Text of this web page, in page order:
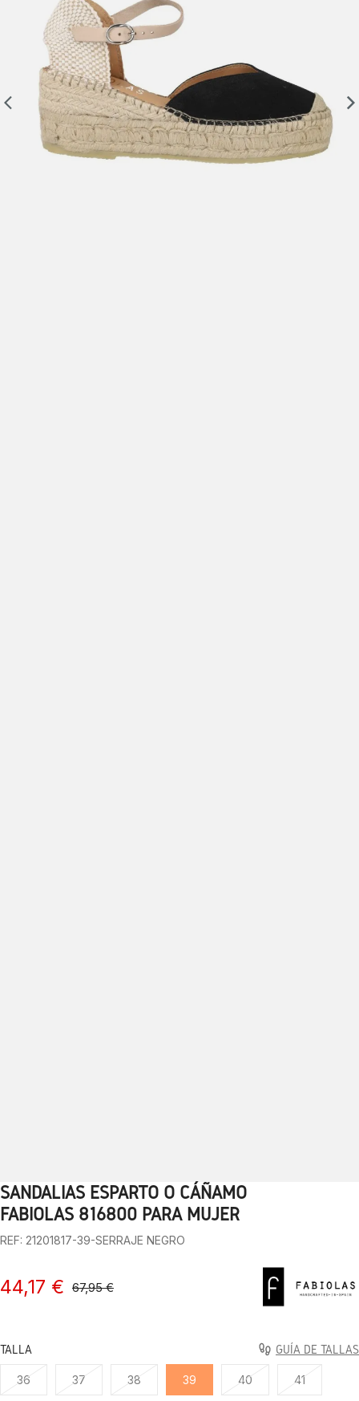
1 2 3 4 5 6 7 8
SANDALIAS ESPARTO O CÁÑAMO
FABIOLAS 816800 PARA MUJER
REF: 21201817-39-SERRAJE NEGRO
44,17 € 67,95 €
TALLA GUÍA DE TALLAS
36 37 38 39 40 41